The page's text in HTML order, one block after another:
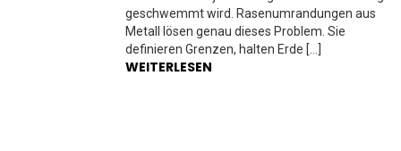
geschwemmt wird. Rasenumrandungen aus
Metall lösen genau dieses Problem. Sie
definieren Grenzen, halten Erde […]
WEITERLESEN